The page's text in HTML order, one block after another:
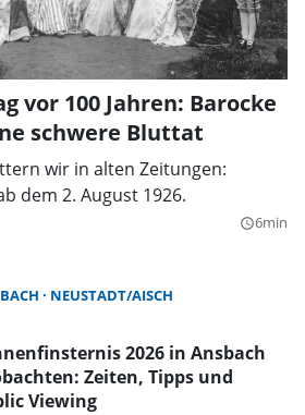
vor 100 Jahren: Barocke
schwere Bluttat
wir in alten Zeitungen:
dem 2. August 1926.
query_builder6min
NEUSTADT/AISCH
2026 in Ansbach
Zeiten, Tipps und
Viewing